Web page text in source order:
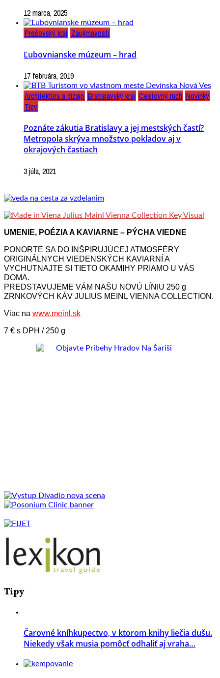
12 marca, 2025
Prešovský kraj Zaujímavosti
Ľubovnianske múzeum – hrad
17 februára, 2019
Architektúra a dizajn Bratislavský kraj Cestovný ruch Novinky
Tipy
Poznáte zákutia Bratislavy a jej mestských častí?
Metropola skrýva množstvo pokladov aj v
okrajových častiach
3 júla, 2021
UMENIE, POÉZIA A KAVIARNE – PÝCHA VIEDNE
PONORTE SA DO INŠPIRUJÚCEJ ATMOSFÉRY
ORIGINÁLNYCH VIEDENSKÝCH KAVIARNÍ A
VYCHUTNAJTE SI TIETO OKAMIHY PRIAMO U VÁS
DOMA.
PREDSTAVUJEME VÁM NAŠU NOVÚ LÍNIU 250 g
ZRNKOVÝCH KÁV JULIUS MEINL VIENNA COLLECTION.
Viac na www.meinl.sk
7 € s DPH / 250 g
Tipy
Čarovné kníhkupectvo, v ktorom knihy liečia dušu.
Niekedy však musia pomôcť odhaliť aj vraha…